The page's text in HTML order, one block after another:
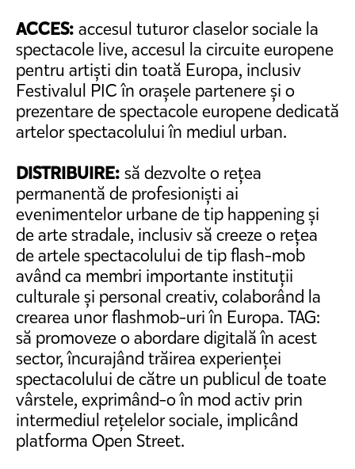
ACCES: accesul tuturor claselor sociale la
spectacole live, accesul la circuite europene
pentru artiști din toată Europa, inclusiv
Festivalul PIC în orașele partenere și o
prezentare de spectacole europene dedicată
artelor spectacolului în mediul urban.
DISTRIBUIRE: să dezvolte o rețea
permanentă de profesioniști ai
evenimentelor urbane de tip happening și
de arte stradale, inclusiv să creeze o rețea
de artele spectacolului de tip flash-mob
având ca membri importante instituții
culturale și personal creativ, colaborând la
crearea unor flashmob-uri în Europa. TAG:
să promoveze o abordare digitală în acest
sector, încurajând trăirea experienței
spectacolului de către un publicul de toate
vârstele, exprimând-o în mod activ prin
intermediul rețelelor sociale, implicând
platforma Open Street.